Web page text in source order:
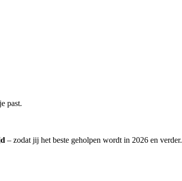
past.
– zodat jij het beste geholpen wordt in 2026 en verder.